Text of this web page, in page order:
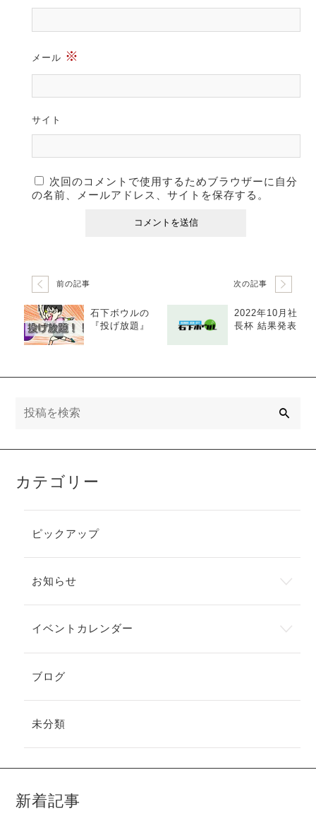
メール ※
サイト
次回のコメントで使用するためブラウザーに自分
の名前、メールアドレス、サイトを保存する。
前の記事
石下ボウルの
『投げ放題』
次の記事
2022年10月社
長杯 結果発表
カテゴリー
ピックアップ
お知らせ
イベントカレンダー
ブログ
未分類
新着記事